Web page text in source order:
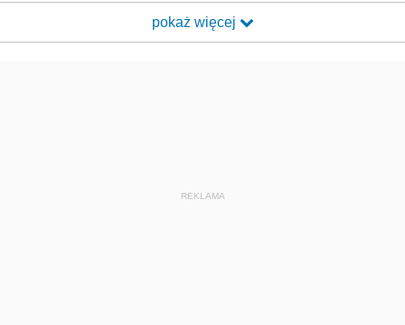
pokaż więcej
REKLAMA